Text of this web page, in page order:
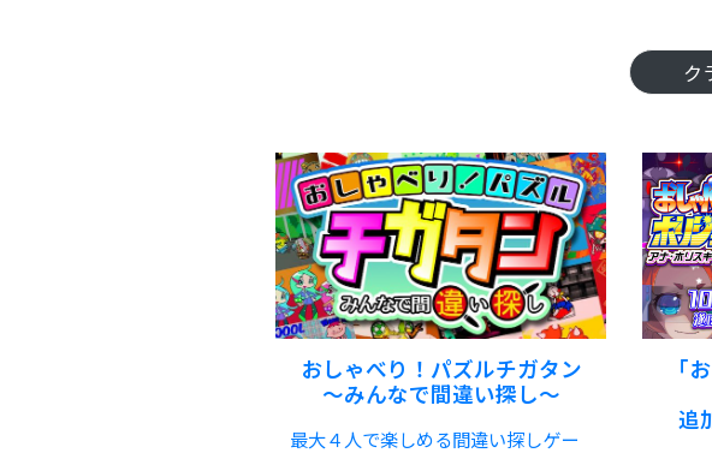
ク
おしゃべり！パズルチガタン
～みんなで間違い探し～
最大４人で楽しめる間違い探しゲー
「
追